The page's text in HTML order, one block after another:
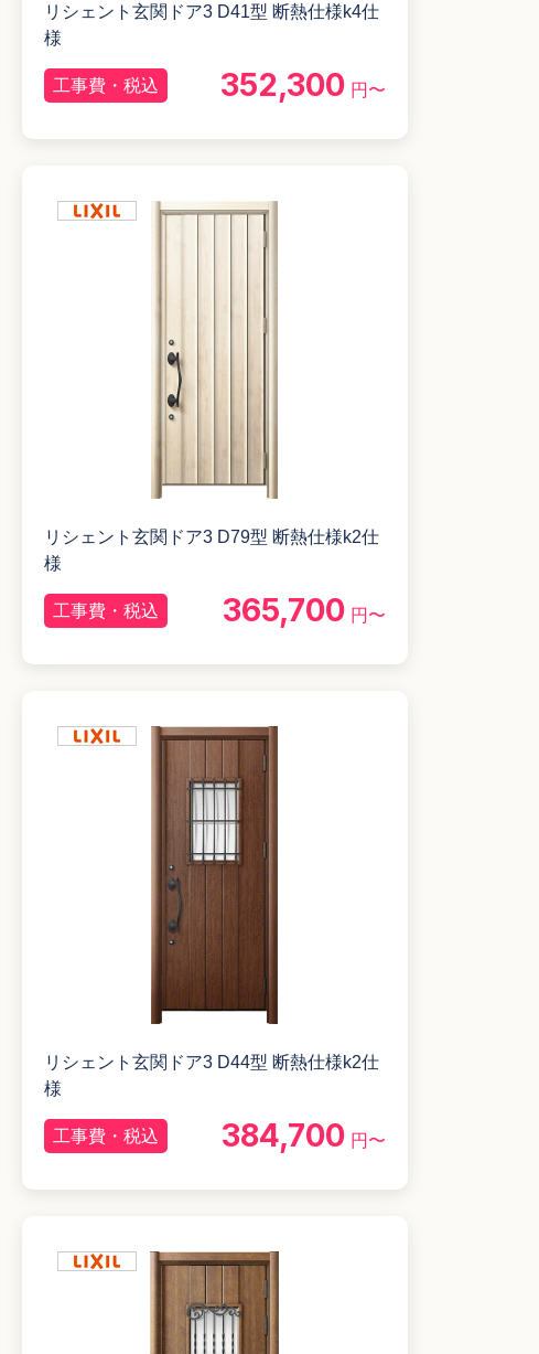
リシェント玄関ドア3 D41型 断熱仕様k4仕
様
工事費・税込 352,300 円〜
リシェント玄関ドア3 D79型 断熱仕様k2仕
様
工事費・税込 365,700 円〜
リシェント玄関ドア3 D44型 断熱仕様k2仕
様
工事費・税込 384,700 円〜